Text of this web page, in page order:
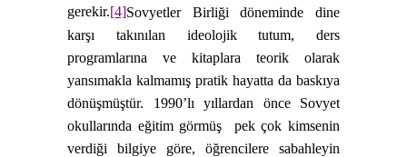
gerekir.[4]Sovyetler Birliği döneminde dine
karşı takınılan ideolojik tutum, ders
programlarına ve kitaplara teorik olarak
yansımakla kalmamış pratik hayatta da baskıya
dönüşmüştür. 1990’lı yıllardan önce Sovyet
okullarında eğitim görmüş
pek çok kimsenin
verdiği bilgiye göre, öğrencilere sabahleyin